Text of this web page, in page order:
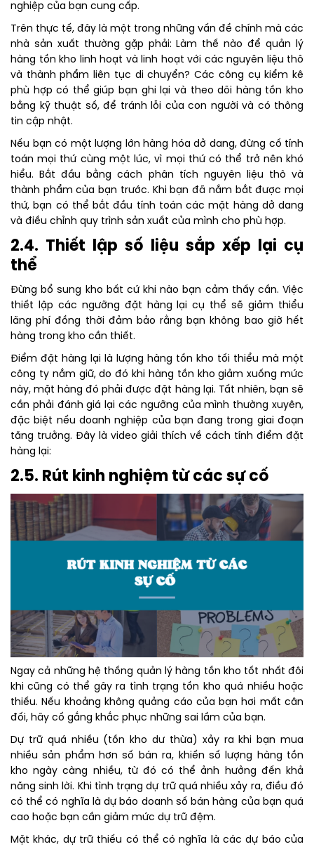
nghiệp của bạn cung cấp.
Trên thực tế, đây là một trong những vấn đề chính mà các
nhà sản xuất thường gặp phải: Làm thế nào để quản lý
hàng tồn kho linh hoạt và linh hoạt với các nguyên liệu thô
và thành phẩm liên tục di chuyển? Các công cụ kiểm kê
phù hợp có thể giúp bạn ghi lại và theo dõi hàng tồn kho
bằng kỹ thuật số, để tránh lỗi của con người và có thông
tin cập nhật.
Nếu bạn có một lượng lớn hàng hóa dở dang, đừng cố tính
toán mọi thứ cùng một lúc, vì mọi thứ có thể trở nên khó
hiểu. Bắt đầu bằng cách phân tích nguyên liệu thô và
thành phẩm của bạn trước. Khi bạn đã nắm bắt được mọi
thứ, bạn có thể bắt đầu tính toán các mặt hàng dở dang
và điều chỉnh quy trình sản xuất của mình cho phù hợp.
2.4. Thiết lập số liệu sắp xếp lại cụ
thể
Đừng bổ sung kho bất cứ khi nào bạn cảm thấy cần. Việc
thiết lập các ngưỡng đặt hàng lại cụ thể sẽ giảm thiểu
lãng phí đồng thời đảm bảo rằng bạn không bao giờ hết
hàng trong kho cần thiết.
Điểm đặt hàng lại là lượng hàng tồn kho tối thiểu mà một
công ty nắm giữ, do đó khi hàng tồn kho giảm xuống mức
này, mặt hàng đó phải được đặt hàng lại. Tất nhiên, bạn sẽ
cần phải đánh giá lại các ngưỡng của mình thường xuyên,
đặc biệt nếu doanh nghiệp của bạn đang trong giai đoạn
tăng trưởng. Đây là video giải thích về cách tính điểm đặt
hàng lại:
2.5. Rút kinh nghiệm từ các sự cố
Ngay cả những hệ thống quản lý hàng tồn kho tốt nhất đôi
khi cũng có thể gây ra tình trạng tồn kho quá nhiều hoặc
thiếu. Nếu khoảng không quảng cáo của bạn hơi mất cân
đối, hãy cố gắng khắc phục những sai lầm của bạn.
Dự trữ quá nhiều (tồn kho dư thừa) xảy ra khi bạn mua
nhiều sản phẩm hơn số bán ra, khiến số lượng hàng tồn
kho ngày càng nhiều, từ đó có thể ảnh hưởng đến khả
năng sinh lời. Khi tình trạng dự trữ quá nhiều xảy ra, điều đó
có thể có nghĩa là dự báo doanh số bán hàng của bạn quá
cao hoặc bạn cần giảm mức dự trữ đệm.
Mặt khác, dự trữ thiếu có thể có nghĩa là các dự báo của